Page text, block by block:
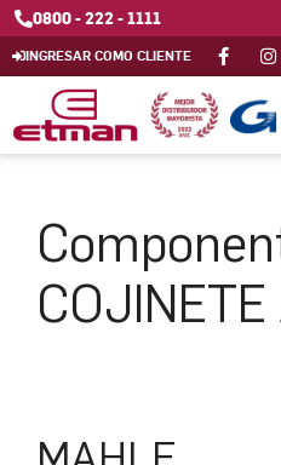
0800 - 222 - 1111
INGRESAR COMO CLIENTE